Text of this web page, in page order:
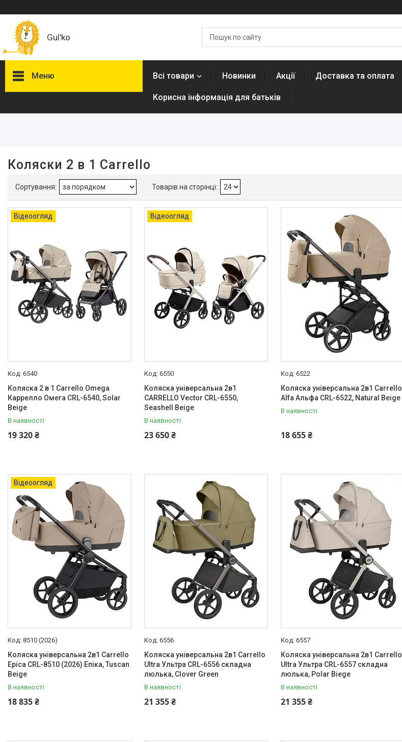
Gul'ko
Меню
В наявності 44
Про нас
Новинки
Товари
ТОП товарів Пакунок Малюка
Підбірка товарів для малюка
до року (7000 грн)
Меблі дитячі
Дитячий транспорт
Іграшки
Засоби особистої гігієни
Валізи дитячі
Надувна продукція для дітей
Корисна інформація для
батьків
Всі товари Новинки Акції Доставка та оплата
Корисна інформація для батьків
Коляски 2 в 1 Carrello
Відеоогляд
6540
Коляска 2 в 1 Carrello Omega
Каррелло Омега CRL-6540, Solar
Beige
В наявності
19 320 ₴
Відеоогляд
6550
Коляска універсальна 2в1
CARRELLO Vector CRL-6550,
Seashell Beige
В наявності
23 650 ₴
6522
Коляска універсальна 2в1 Carrello
Alfa Альфа CRL-6522, Natural Beige
В наявності
18 655 ₴
Відеоогляд
8510 (2026)
Коляска універсальна 2в1 Carrello
Epica CRL-8510 (2026) Епіка, Tuscan
Beige
В наявності
18 835 ₴
6556
Коляска універсальна 2в1 Carrello
Ultra Ультра CRL-6556 складна
люлька, Clover Green
В наявності
21 355 ₴
6557
Коляска універсальна 2в1 Carrello
Ultra Ультра CRL-6557 складна
люлька, Polar Biege
В наявності
21 355 ₴